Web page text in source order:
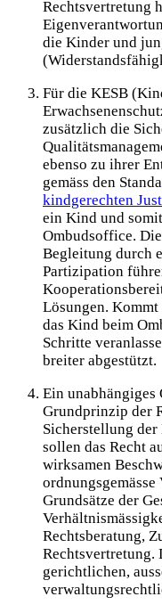
Rechtsvertretung
die Kinder und
Für die KESB
zusätzlich die
ebenso zu ihrer
gemäss den
kindgerechten
ein Kind und
Ombudsoffice.
Begleitung durch
Partizipation
Lösungen.
das Kind beim
Schritte
breiter abgestützt.
Ein
Grundprinzip der
Sicherstellung
sollen das Recht
wirksamen
Grundsätze der
Rechtsberatung,
Rechtsvertretung.
gerichtlichen,